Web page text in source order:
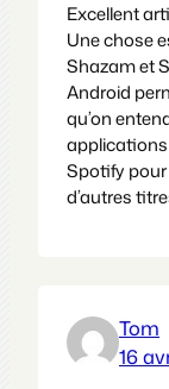
Excellent
Une chose
Shazam et
Android
qu’on
Spotify
d’autres
Tom
16